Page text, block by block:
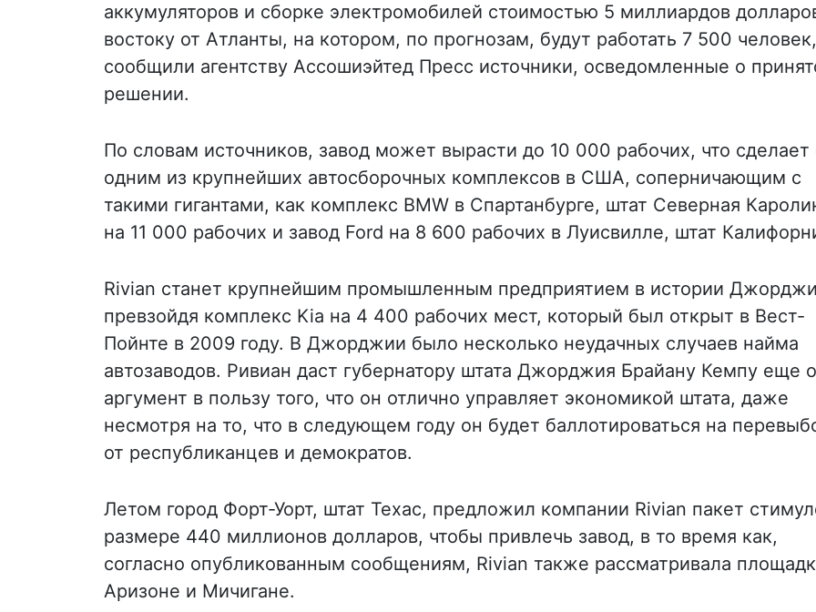
аккумуляторов и сборке электромобилей стоимостью 5 миллиардов
востоку от Атланты, на котором, по прогнозам, будут работать 7 500 человек,
сообщили агентству Ассошиэйтед Пресс источники, осведомленные о
решении.
По словам источников, завод может вырасти до 10 000 рабочих, что сделает
одним из крупнейших автосборочных комплексов в США, соперничающим с
такими гигантами, как комплекс BMW в Спартанбурге, штат Северная
на 11 000 рабочих и завод Ford на 8 600 рабочих в Луисвилле, штат
Rivian станет крупнейшим промышленным предприятием в истории
превзойдя комплекс Kia на 4 400 рабочих мест, который был открыт в Вест-
Пойнте в 2009 году. В Джорджии было несколько неудачных случаев найма
автозаводов. Ривиан даст губернатору штата Джорджия Брайану Кемпу еще
аргумент в пользу того, что он отлично управляет экономикой штата, даже
несмотря на то, что в следующем году он будет баллотироваться на
от республиканцев и демократов.
Летом город Форт-Уорт, штат Техас, предложил компании Rivian пакет
размере 440 миллионов долларов, чтобы привлечь завод, в то время как,
согласно опубликованным сообщениям, Rivian также рассматривала
Аризоне и Мичигане.